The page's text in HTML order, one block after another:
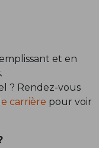
et en
? Rendez-vous
carrière pour voir